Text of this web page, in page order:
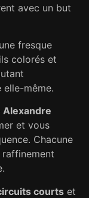
avec un but
fresque
colorés et
elle-même.
Alexandre
et vous
Chacune
courts et